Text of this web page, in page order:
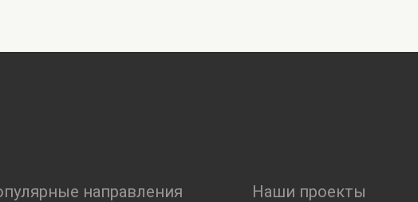
направления
Наши проекты